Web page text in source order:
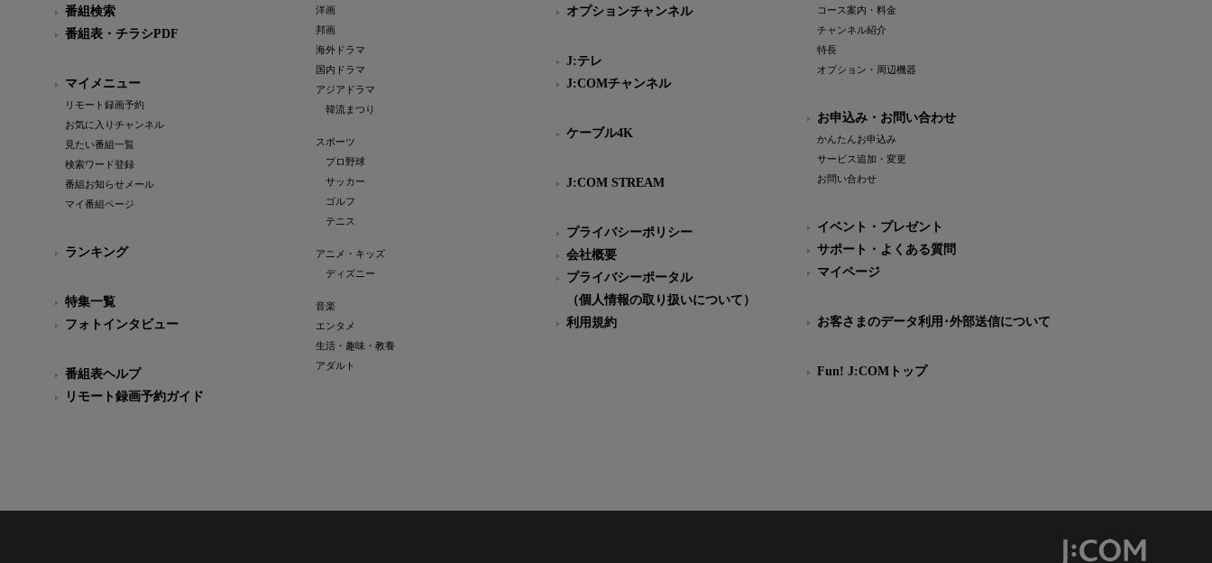
番組検索
番組表・チラシPDF
マイメニュー
リモート録画予約
お気に入りチャンネル
見たい番組一覧
検索ワード登録
番組お知らせメール
マイ番組ページ
ランキング
特集一覧
フォトインタビュー
番組表ヘルプ
リモート録画予約ガイド
洋画
邦画
海外ドラマ
国内ドラマ
アジアドラマ
韓流まつり
スポーツ
プロ野球
サッカー
ゴルフ
テニス
アニメ・キッズ
ディズニー
音楽
エンタメ
生活・趣味・教養
アダルト
オプションチャンネル
J:テレ
J:COMチャンネル
ケーブル4K
J:COM STREAM
プライバシーポリシー
会社概要
プライバシーポータル
（個人情報の取り扱いについて）
利用規約
コース案内・料金
チャンネル紹介
特長
オプション・周辺機器
お申込み・お問い合わせ
かんたんお申込み
サービス追加・変更
お問い合わせ
イベント・プレゼント
サポート・よくある質問
マイページ
お客さまのデータ利用･外部送信について
Fun! J:COMトップ